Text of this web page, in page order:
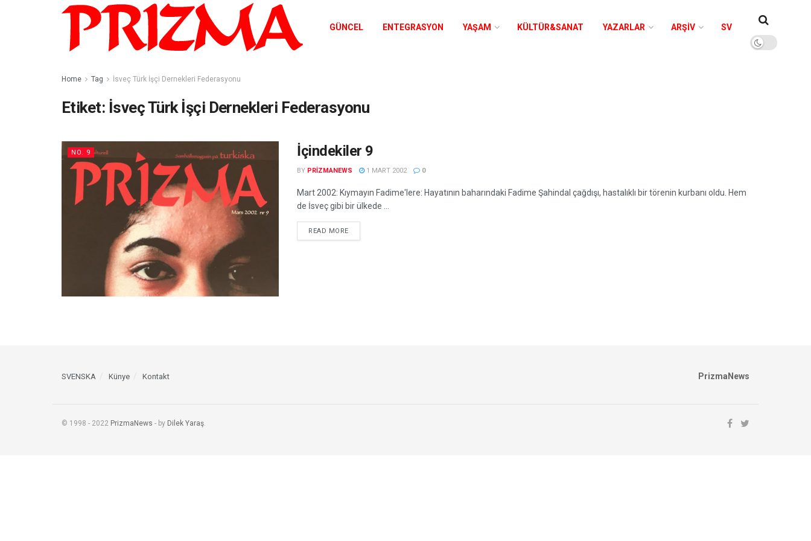
GÜNCEL ENTEGRASYON YAŞAM KÜLTÜR&SANAT YAZARLAR ARŞIV SV
Home Tag İsveç Türk İşçi Dernekleri Federasyonu
Etiket: İsveç Türk İşçi Dernekleri Federasyonu
NO. 9 İçindekiler 9
BY PRIZMANEWS 1 MART 2002 0
Mart 2002: Kıymayın Fadime'lere: Hayatının baharındaki Fadime Şahindal çağdışı, hastalıklı bir törenin kurbanı oldu. Hem
de İsveç gibi bir ülkede ...
READ MORE
SVENSKA Künye Kontakt PrizmaNews
© 1998 - 2022 PrizmaNews - by Dilek Yaraş.